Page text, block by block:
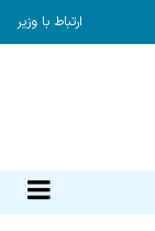
ارتباط با وزیر